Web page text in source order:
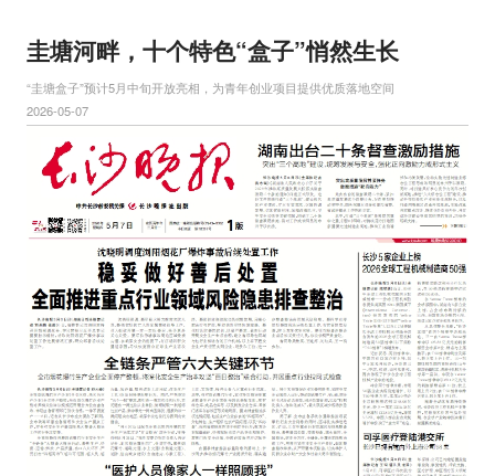
圭塘河畔，十个特色“盒子”悄然生长
“圭塘盒子”预计5月中旬开放亮相，为青年创业项目提供优质落地空间
2026-05-07